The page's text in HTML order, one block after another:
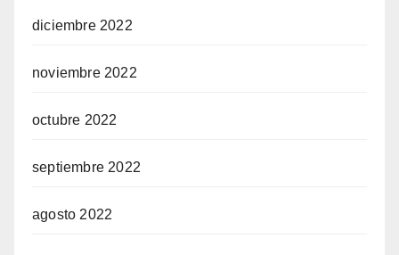
diciembre 2022
noviembre 2022
octubre 2022
septiembre 2022
agosto 2022